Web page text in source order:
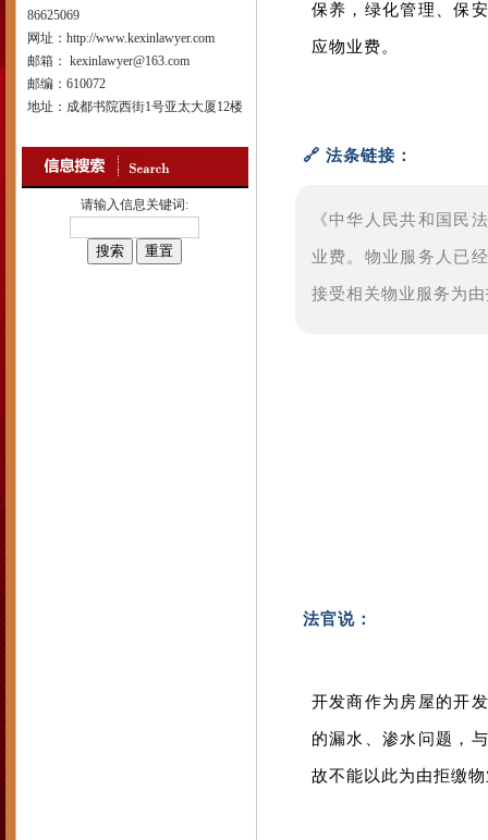
86625069
网址：http://www.kexinlawyer.com
邮箱： kexinlawyer@163.com
邮编：610072
地址：成都书院西街1号亚太大厦12楼
请输入信息关键词:
保养，绿化管理、保
应物业费。
🔗 法条链接：
《中华人民共和国民
业费。物业服务人已
接受相关物业服务为
法官说：
开发商作为房屋的开
的漏水、渗水问题，
故不能以此为由拒缴